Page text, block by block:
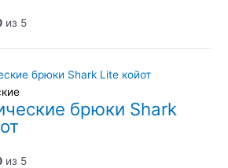
из 5
брюки Shark
из 5